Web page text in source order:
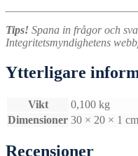
Tips! Spana in frågor och
Integritetsmyndighetens
Ytterligare
Vikt
0,100 kg
Dimensioner 30 × 20 × 1 cm
Recensioner